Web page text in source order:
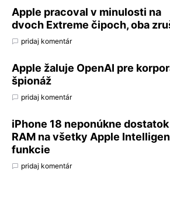
Apple pracoval v minulosti na
dvoch Extreme čipoch, oba
pridaj komentár
Apple žaluje OpenAI pre
špionáž
pridaj komentár
iPhone 18 neponúkne dostatok
RAM na všetky Apple
funkcie
pridaj komentár